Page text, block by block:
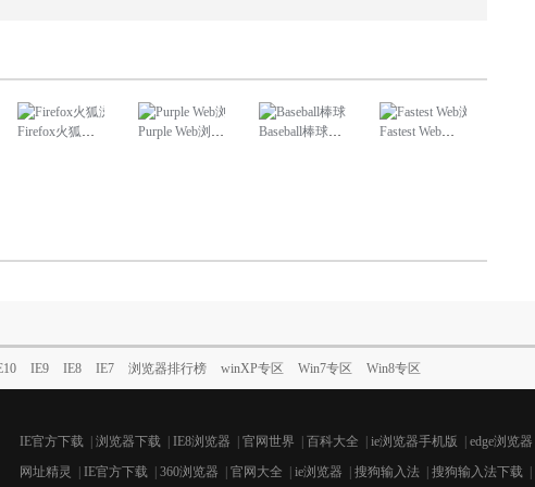
Firefox火狐浏览器下载 Purple Web浏览器官方下载 Baseball棒球浏览器电脑版下载 Fastest Web浏览器下载
IE9 IE8 IE7 浏览器排行榜 winXP专区 Win7专区 Win8专区
IE官方下载 浏览器下载 IE8浏览器 官网世界 百科大全 ie浏览器手机版 edge浏览器
网址精灵
IE官方下载 360浏览器 官网大全 ie浏览器 搜狗输入法 搜狗输入法下载